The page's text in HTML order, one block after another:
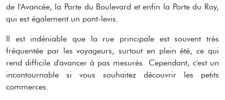
de l'Avancée, la Porte du Boulevard et enfin la Porte du Roy,
qui est également un pont-levis.
Il est indéniable que la rue principale est souvent très
fréquentée par les voyageurs, surtout en plein été, ce qui
rend difficile d'avancer à pas mesurés. Cependant, c'est un
incontournable si vous souhaitez découvrir les petits
commerces.